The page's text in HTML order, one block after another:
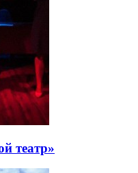
театр»